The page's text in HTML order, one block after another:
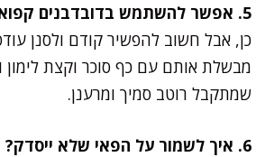
5. אפשר להשתמש בדובדבנים קפואים?
כן, אבל חשוב להפשיר קודם ולסנן
מבשלת אותם עם כף סוכר וקצת
שמתקבל רוטב סמיך ומרענן.
6. איך לשמור על הפאי שלא ייסדק?